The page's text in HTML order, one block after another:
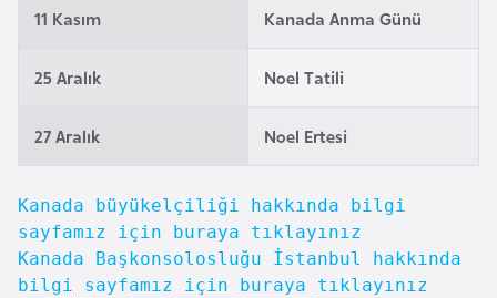
11 Kasım Kanada Anma Günü
25 Aralık Noel Tatili
27 Aralık Noel Ertesi
Kanada büyükelçiliği hakkında bilgi
sayfamız için buraya tıklayınız
Kanada Başkonsolosluğu İstanbul hakkında
bilgi sayfamız için buraya tıklayınız
n
B
s
n
a
H
e
r